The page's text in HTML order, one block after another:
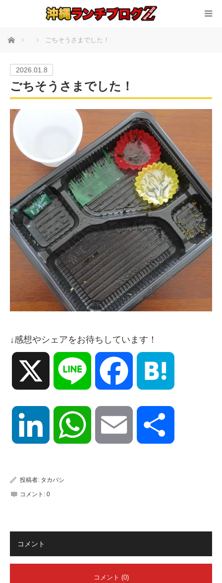
ホーム ごちそうさまでした！
2026.01.8
ごちそうさまでした！
↓感想やシェアをお待ちしています！
Line Facebook
LinkedIn WhatsApp Email
投稿者: タカバシ
コメント: 0
コメント
コメント (0)